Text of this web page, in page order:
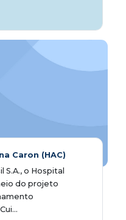
Caron (HAC)
S.A., o Hospital
do projeto